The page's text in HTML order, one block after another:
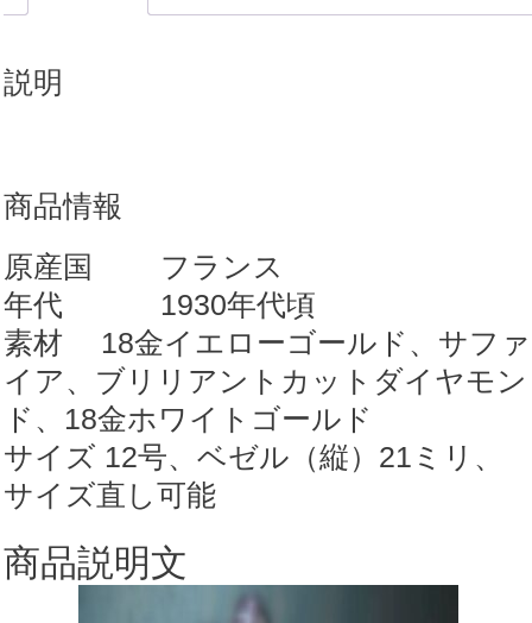
カ
ブ
ッ
ト
サ
フ
ァ
イ
ア
&36
石
約
0.36ct
説明
商品情報
原産国 フランス
年代 1930年代頃
素材 18金イエローゴールド、サファ
イア、ブリリアントカットダイヤモン
ド、18金ホワイトゴールド
サイズ 12号、ベゼル（縦）21ミリ、
サイズ直し可能
商品説明文